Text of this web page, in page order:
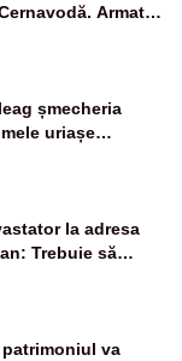
Armata
devia apa
șmecheria
uriașe
la adresa
Trebuie să
șținem omaneii
patrimoniul va